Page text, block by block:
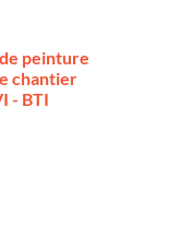
peinture
chantier
- BTI